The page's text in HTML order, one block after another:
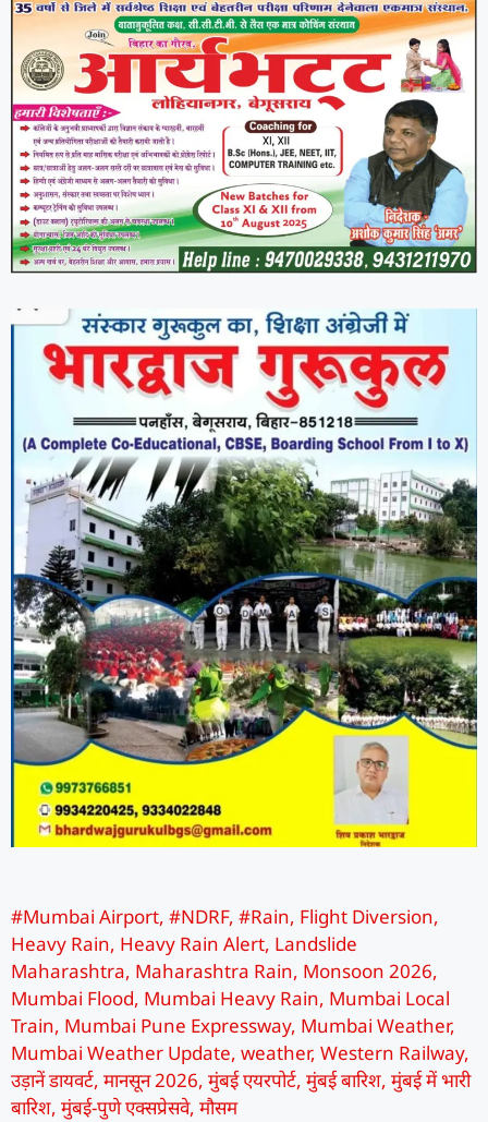
#Mumbai Airport, #NDRF, #Rain, Flight Diversion,
Heavy Rain, Heavy Rain Alert, Landslide
Maharashtra, Maharashtra Rain, Monsoon 2026,
Mumbai Flood, Mumbai Heavy Rain, Mumbai Local
Train, Mumbai Pune Expressway, Mumbai Weather,
Mumbai Weather Update, weather, Western Railway,
उड़ानें डायवर्ट, मानसून 2026, मुंबई एयरपोर्ट, मुंबई बारिश, मुंबई में भारी
बारिश, मुंबई-पुणे एक्सप्रेसवे, मौसम